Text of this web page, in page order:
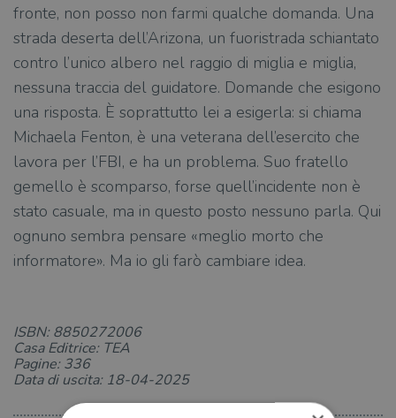
fronte, non posso non farmi qualche domanda. Una
strada deserta dell’Arizona, un fuoristrada schiantato
contro l’unico albero nel raggio di miglia e miglia,
nessuna traccia del guidatore. Domande che esigono
una risposta. È soprattutto lei a esigerla: si chiama
Michaela Fenton, è una veterana dell’esercito che
lavora per l’FBI, e ha un problema. Suo fratello
gemello è scomparso, forse quell’incidente non è
stato casuale, ma in questo posto nessuno parla. Qui
ognuno sembra pensare «meglio morto che
informatore». Ma io gli farò cambiare idea.
ISBN: 8850272006
Casa Editrice: TEA
Pagine: 336
Data di uscita: 18-04-2025